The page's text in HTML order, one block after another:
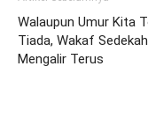
Walaupun Umur Kita
Tiada, Wakaf
Mengalir Terus